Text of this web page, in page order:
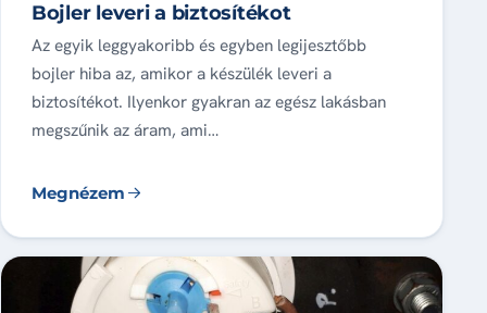
Bojler leveri a biztosítékot
Az egyik leggyakoribb és egyben legijesztőbb
bojler hiba az, amikor a készülék leveri a
biztosítékot. Ilyenkor gyakran az egész lakásban
megszűnik az áram, ami…
Megnézem